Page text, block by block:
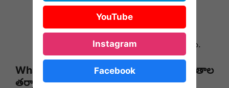
10th క్లాస్ లో వచ్చిన మార్కుల శాతం (% of
డాక్యుమెంట్స్ వెరిఫై చేయాల్సిన ఆఫీస్ వివరాలు.
What happens after the Result? (ఫలితాల
తర్వాత ఏంటి?)
YouTube
Instagram
Facebook